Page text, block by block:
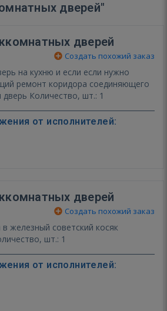
дверей"
дверей
Создать похожий заказ
на кухню и если если нужно
ремонт коридора соединяющего
с кухней. Деревянная дверь Количество, шт.: 1
от исполнителей:
дверей
Создать похожий заказ
железный советский косяк
дверь Количество, шт.: 1
от исполнителей: